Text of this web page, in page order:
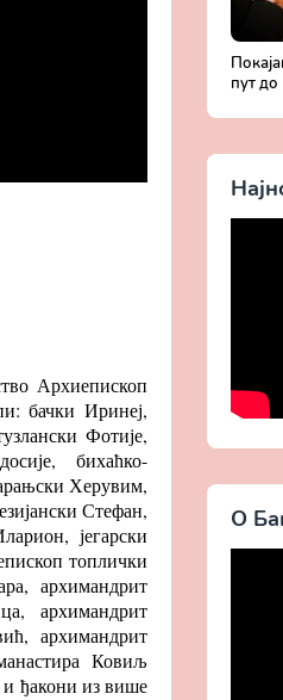
Архиепископ
бачки Иринеј,
Фотије,
бихаћко-
Херувим,
Стефан,
јегарски
топлички
архимандрит
архимандрит
архимандрит
Ковиљ
и ђакони из више
пут до
живот
О